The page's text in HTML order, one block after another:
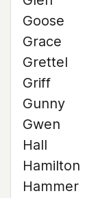
Goose
Grace
Grettel
Griff
Gunny
Gwen
Hall
Hamilton
Hammer